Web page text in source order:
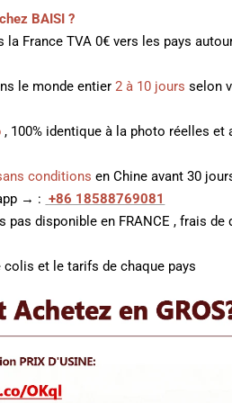
BAISI ?
la France TVA 0€ vers les pays
le monde entier 2 à 10 joursselon
, 100% identique à la photo réelles et
conditionsen Chine avant 30
→ : +86 18588769081
pas disponible en FRANCE , frais de
et le tarifs de chaque pays